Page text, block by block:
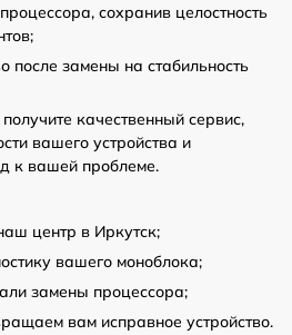
сохранив целостность
после замены на стабильность
качественный сервис,
вашего устройства и
к вашей проблеме.
центр в Иркутск;
вашего моноблока;
замены процессора;
вам исправное устройство.